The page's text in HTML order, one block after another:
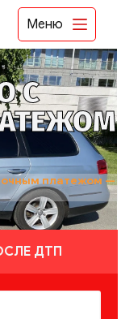
Меню
С
платежом —
ДТП